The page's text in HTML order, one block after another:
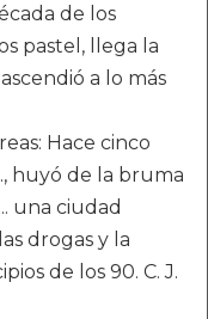
de los
pastel, llega la
a lo más
Hace cinco
huyó de la bruma
una ciudad
drogas y la
de los 90. C. J.